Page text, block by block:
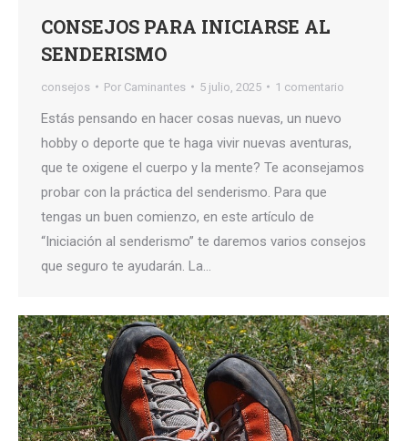
CONSEJOS PARA INICIARSE AL
SENDERISMO
consejos Por Caminantes 5 julio, 2025 1 comentario
Estás pensando en hacer cosas nuevas, un nuevo
hobby o deporte que te haga vivir nuevas aventuras,
que te oxigene el cuerpo y la mente? Te aconsejamos
probar con la práctica del senderismo. Para que
tengas un buen comienzo, en este artículo de
“Iniciación al senderismo” te daremos varios consejos
que seguro te ayudarán. La…